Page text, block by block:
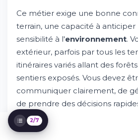
Essayez Whileresume
Compétences et qualifications
Parcours et formation
Environnement de travail et
d'évolution
sélection
2/7
Ce métier exige une bonne
terrain, une capacité à anticiper
sensibilité à l'environnement.
extérieur, parfois par tous les
itinéraires variés allant des
sentiers exposés. Vous devez
communiquer clairement, de
de prendre des décisions
météo ou le terrain se dégrade.
relever ce défi quotidien?